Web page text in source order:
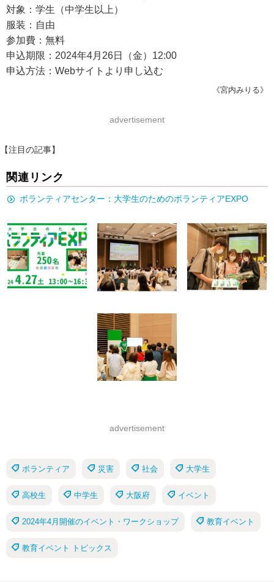
対象：学生（中学生以上）
服装：自由
参加費：無料
申込期限：2024年4月26日（金）12:00
申込方法：Webサイトより申し込む
《宮内みりる》
advertisement
【注目の記事】
関連リンク
ボランティアセンター：大学生のためのボランティアEXPO
advertisement
ボランティア 災害 社会 大学生
高校生 中学生 大阪府 イベント
2024年4月開催のイベント・ワークショップ 教育イベント
教育イベント トピックス